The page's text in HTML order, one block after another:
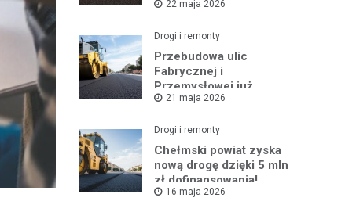
regionu
22 maja 2026
Drogi i remonty
Przebudowa ulic
Fabrycznej i
Przemysłowej już
ruszyła!
21 maja 2026
Drogi i remonty
Chełmski powiat zyska
nową drogę dzięki 5 mln
zł dofinansowania!
16 maja 2026